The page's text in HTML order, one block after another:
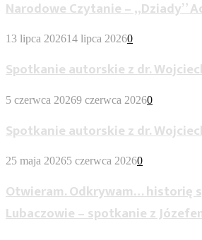
Narodowe Czytanie – „Dziady”
13 lipca 202614 lipca 20260
Spotkanie autorskie z dr.
5 czerwca 20269 czerwca 20260
Spotkanie autorskie z dr.
25 maja 20265 czerwca 20260
Otwieram. Odkrywam… historię
Lubaczowie – spotkanie z